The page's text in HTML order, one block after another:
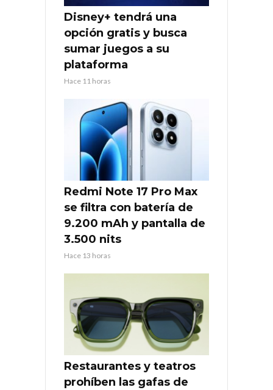
Disney+ tendrá una
opción gratis y busca
sumar juegos a su
plataforma
Hace 11 horas
Redmi Note 17 Pro Max
se filtra con batería de
9.200 mAh y pantalla de
3.500 nits
Hace 13 horas
Restaurantes y teatros
prohíben las gafas de